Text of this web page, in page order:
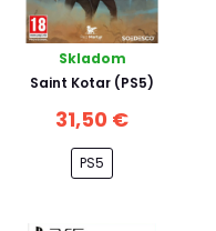
Skladom
Saint Kotar (PS5)
31,50 €
PS5